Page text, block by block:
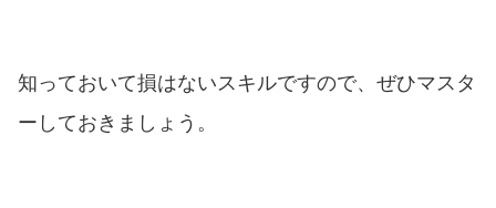
知っておいて損はないスキルですので、ぜひマスタ
ーしておきましょう。